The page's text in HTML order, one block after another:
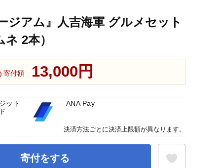
ジアム』人吉海軍 グルメセット
2本）
寄付額 13,000円
寄付をする
ット
ANA Pay
決済方法ごとに決済上限額が異なります。